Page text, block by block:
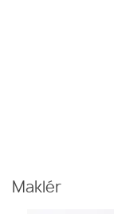
Maklér